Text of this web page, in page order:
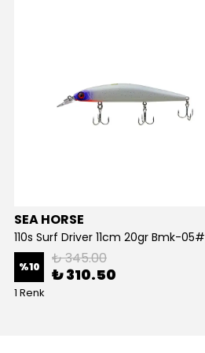
SEA HORSE
110s Surf Driver 11cm 20gr Bmk-05#
%10 ₺ 345.00
₺ 310.50
1 Renk